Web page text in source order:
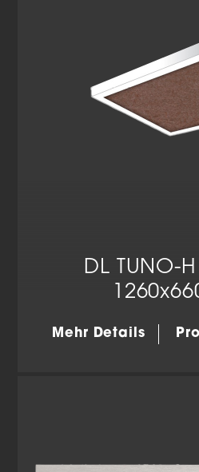
DL TUNO-
Mehr Details